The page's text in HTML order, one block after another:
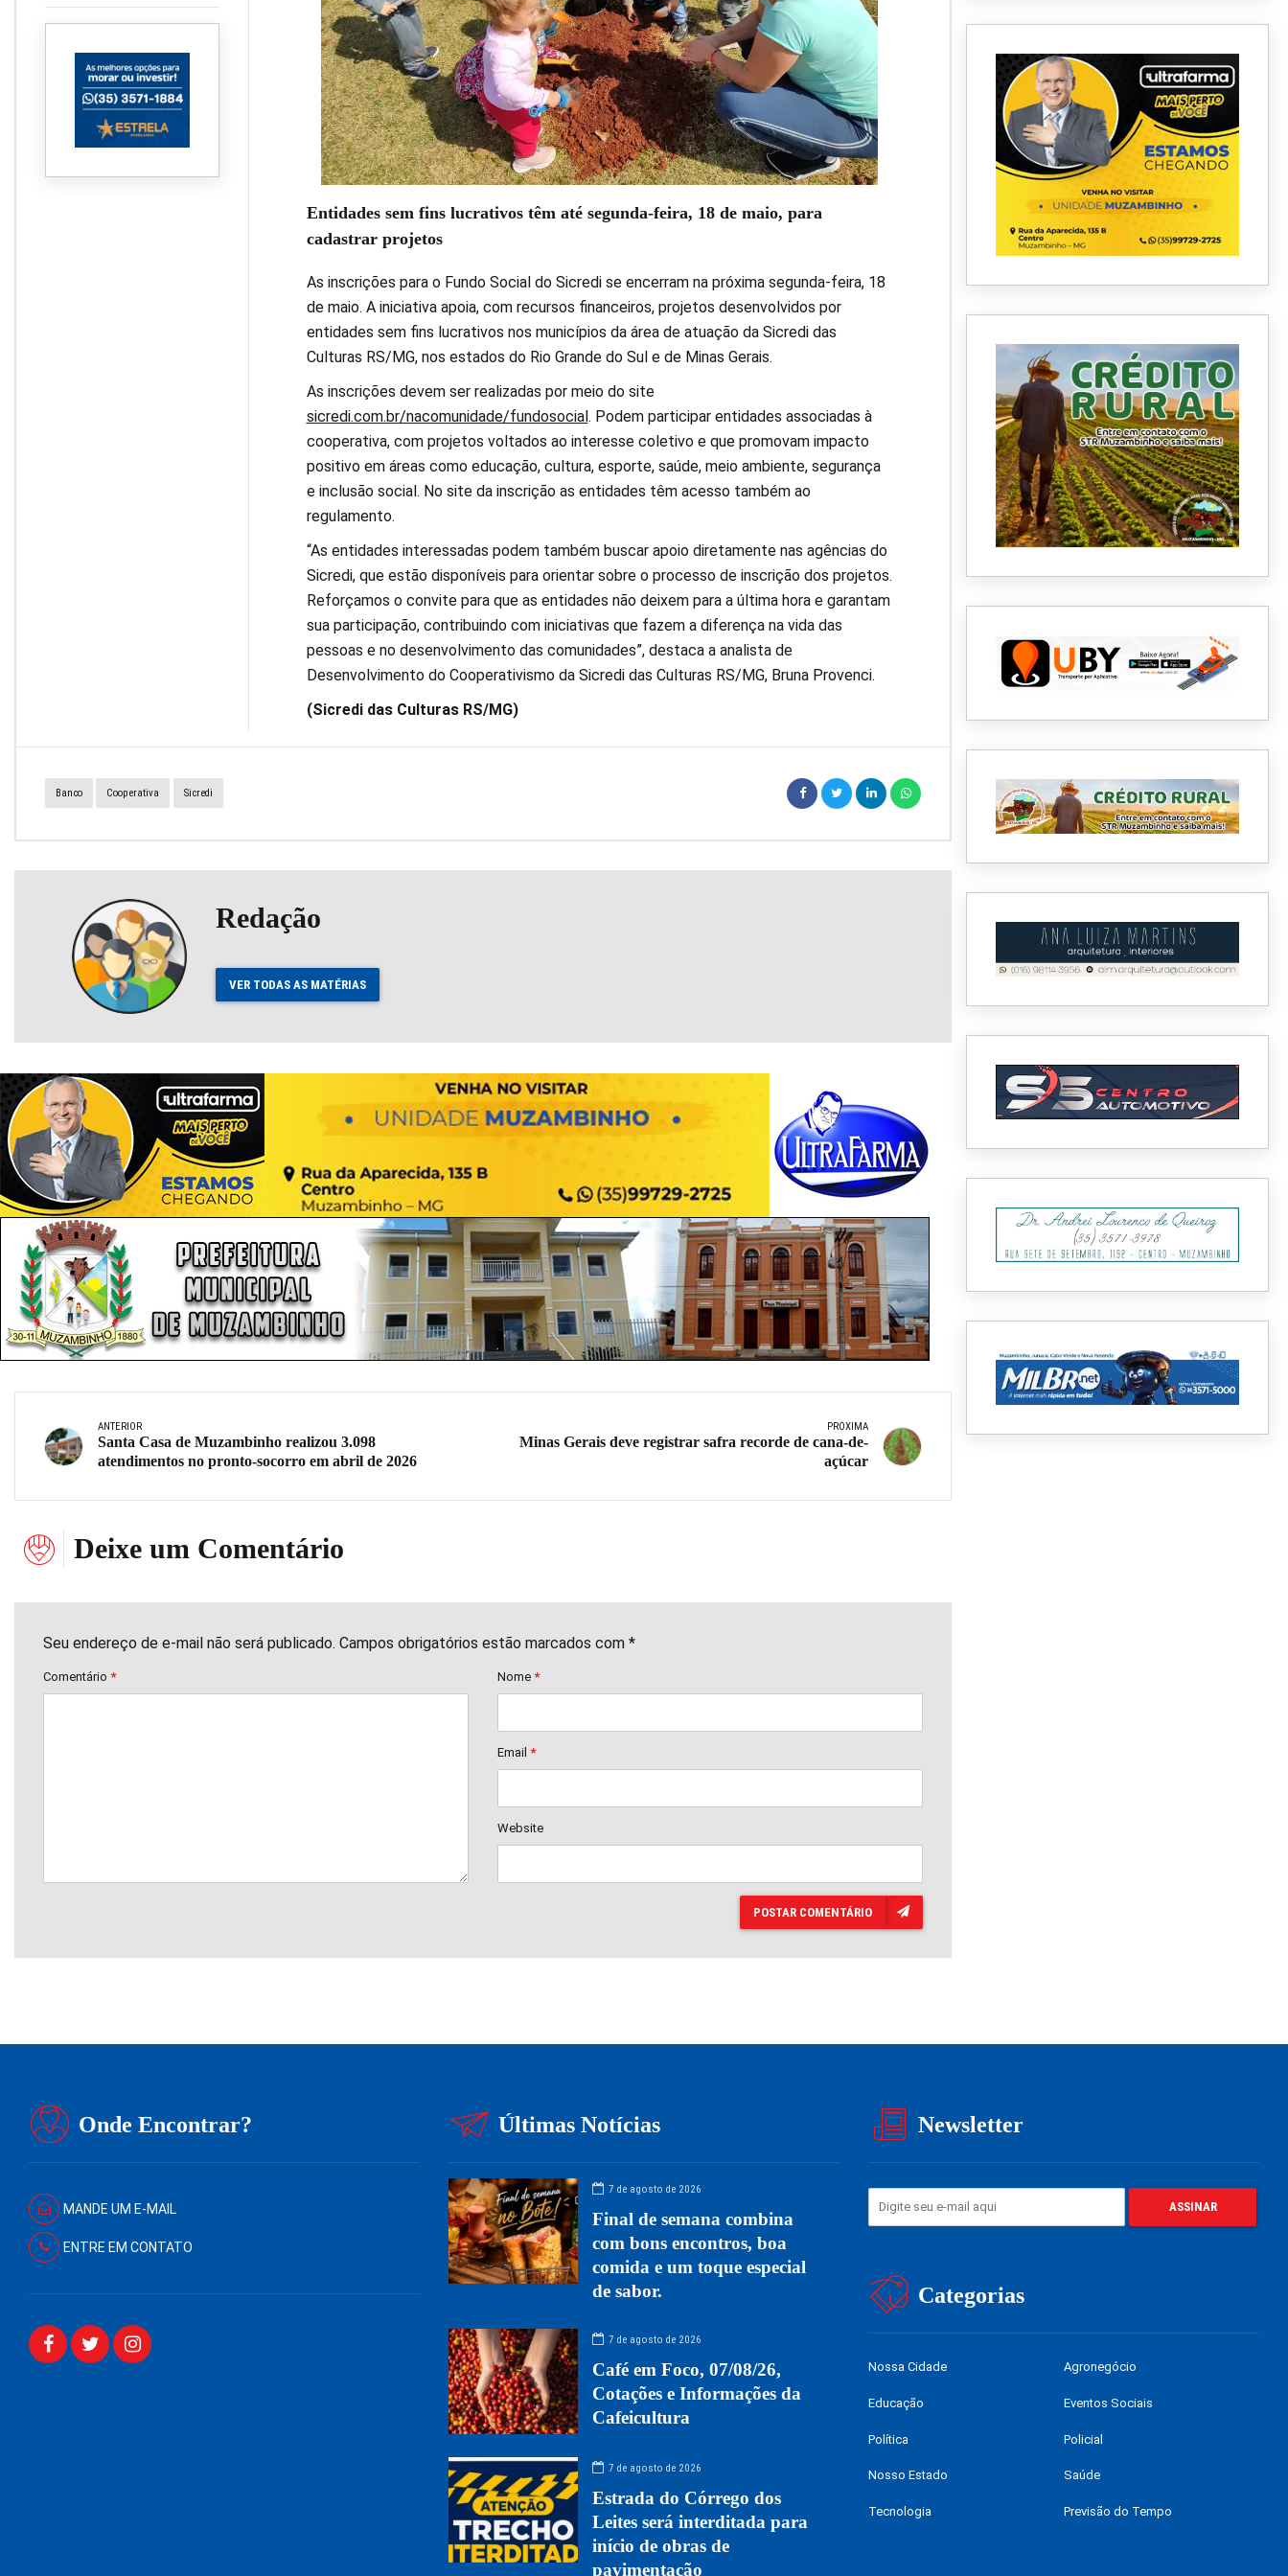
produtores sobre o prazo
Entidades sem fins lucrativos têm até segunda-feira, 18 de maio, para
cadastrar projetos
As inscrições para o Fundo Social do Sicredi se encerram na próxima segunda-feira, 18
de maio. A iniciativa apoia, com recursos financeiros, projetos desenvolvidos por
entidades sem fins lucrativos nos municípios da área de atuação da Sicredi das
Culturas RS/MG, nos estados do Rio Grande do Sul e de Minas Gerais.
As inscrições devem ser realizadas por meio do site
sicredi.com.br/nacomunidade/fundosocial . Podem participar entidades associadas à
cooperativa, com projetos voltados ao interesse coletivo e que promovam impacto
positivo em áreas como educação, cultura, esporte, saúde, meio ambiente, segurança
e inclusão social. No site da inscrição as entidades têm acesso também ao
regulamento.
“As entidades interessadas podem também buscar apoio diretamente nas agências do
Sicredi, que estão disponíveis para orientar sobre o processo de inscrição dos projetos.
Reforçamos o convite para que as entidades não deixem para a última hora e garantam
sua participação, contribuindo com iniciativas que fazem a diferença na vida das
pessoas e no desenvolvimento das comunidades”, destaca a analista de
Desenvolvimento do Cooperativismo da Sicredi das Culturas RS/MG, Bruna Provenci.
(Sicredi das Culturas RS/MG)
Banco Cooperativa Sicredi
Redação
VER TODAS AS MATÉRIAS
ANTERIOR
Santa Casa de Muzambinho realizou 3.098
atendimentos no pronto-socorro em abril de 2026
PRÓXIMA
Minas Gerais deve registrar safra recorde de cana-de-
açúcar
Deixe um Comentário
Seu endereço de e-mail não será publicado. Campos obrigatórios estão marcados com *
Comentário * Nome *
Email *
Website
POSTAR COMENTÁRIO
Onde Encontrar?
MANDE UM E-MAIL
ENTRE EM CONTATO
Últimas Notícias
7 de agosto de 2026
Final de semana combina
com bons encontros, boa
comida e um toque especial
de sabor.
7 de agosto de 2026
Café em Foco, 07/08/26,
Cotações e Informações da
Cafeicultura
7 de agosto de 2026
Estrada do Córrego dos
Leites será interditada para
início de obras de
pavimentação
Newsletter
Categorias
Nossa Cidade Agronegócio
Educação Eventos Sociais
Política Policial
Nosso Estado Saúde
Tecnologia Previsão do Tempo